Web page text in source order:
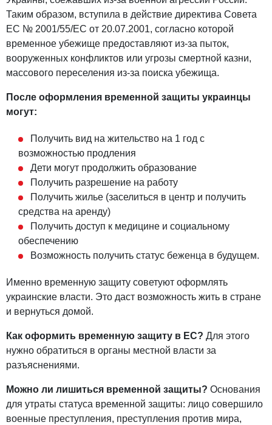
Таким образом, вступила в действие директива Совета
ЕС № 2001/55/EC от 20.07.2001, согласно которой
временное убежище предоставляют из-за пыток,
вооруженных конфликтов или угрозы смертной казни,
массового переселения из-за поиска убежища.
После оформления временной защиты украинцы
могут:
Получить вид на жительство на 1 год с
возможностью продления
Дети могут продолжить образование
Получить разрешение на работу
Получить жилье (заселиться в центр и получить
средства на аренду)
Получить доступ к медицине и социальному
обеспечению
Возможность получить статус беженца в будущем.
Именно временную защиту советуют оформлять
украинские власти. Это даст возможность жить в стране
и вернуться домой.
Как оформить временную защиту в ЕС? Для этого
нужно обратиться в органы местной власти за
разъяснениями.
Можно ли лишиться временной защиты? Основания
для утраты статуса временной защиты: лицо совершило
военные преступления, преступления против мира,